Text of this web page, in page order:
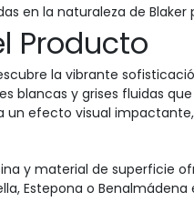
en la naturaleza de
Producto
la vibrante
blancas y grises fluidas
un efecto visual
y material de superficie
Estepona o Benalmádena